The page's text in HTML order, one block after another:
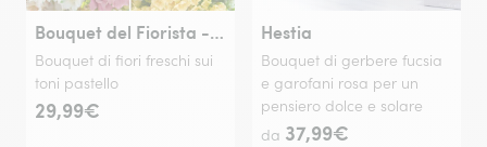
Bouquet del Fiorista - Toni Pastello
Bouquet di fiori freschi sui
toni pastello
29,99€
Hestia
Bouquet di gerbere fucsia
e garofani rosa per un
pensiero dolce e solare
da 37,99€